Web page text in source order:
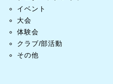
イベント
大会
体験会
クラブ/部活動
その他